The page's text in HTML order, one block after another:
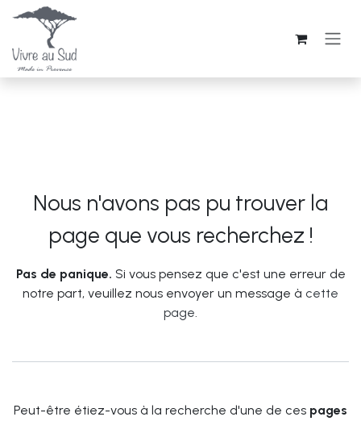
Se rendre au contenu
Erreur 404
Nous n'avons pas pu trouver la
page que vous recherchez !
Pas de panique. Si vous pensez que c'est une erreur de
notre part, veuillez nous envoyer un message à cette
page.
Peut-être étiez-vous à la recherche d'une de ces pages